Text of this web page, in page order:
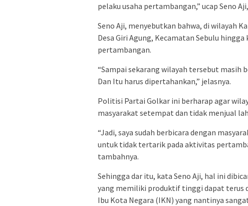
pelaku usaha pertambangan,” ucap Seno
Seno Aji, menyebutkan bahwa, di wilayah
Desa Giri Agung, Kecamatan Sebulu
pertambangan.
“Sampai sekarang wilayah tersebut
Dan Itu harus dipertahankan,” jelasnya.
Politisi Partai Golkar ini berharap agar
masyarakat setempat dan tidak menjual
“Jadi, saya sudah berbicara dengan
untuk tidak tertarik pada aktivitas
tambahnya.
Sehingga dar itu, kata Seno Aji, hal ini
yang memiliki produktif tinggi dapat terus
Ibu Kota Negara (IKN) yang nantinya